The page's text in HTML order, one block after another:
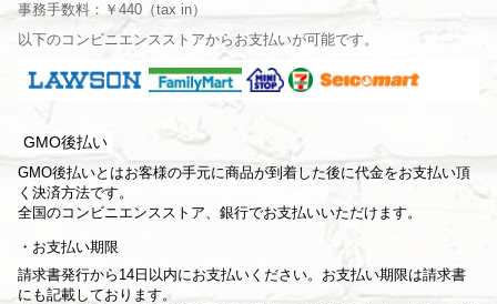
事務手数料：￥440（tax in）
以下のコンビニエンスストアからお支払いが可能です。
GMO後払い
GMO後払いとはお客様の手元に商品が到着した後に代金をお支払い頂
く決済方法です。
全国のコンビニエンスストア、銀行でお支払いいただけます。
お支払い期限
請求書発行から14日以内にお支払いください。お支払い期限は請求書
にも記載しております。